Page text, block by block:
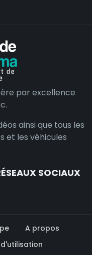
par excellence
ainsi que tous les
et les véhicules
SOCIAUX
A propos